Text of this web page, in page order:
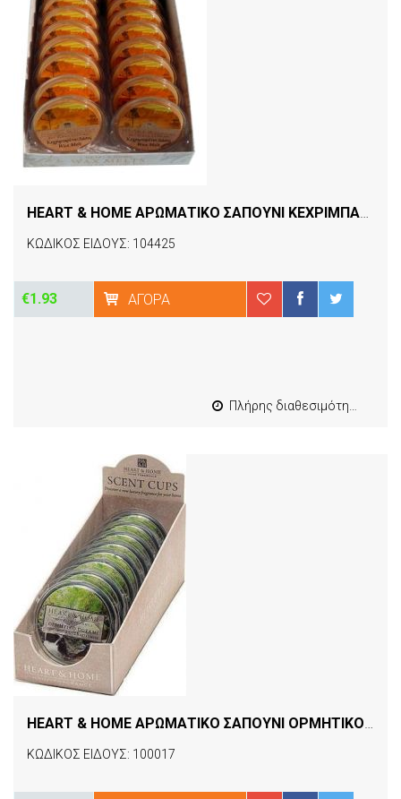
ΚΩΔΙΚΟΣ ΕΙΔΟΥΣ: 104425
€1.93 ΑΓΟΡΆ
Πλήρης διαθεσιμότητα
ΚΩΔΙΚΟΣ ΕΙΔΟΥΣ: 100017